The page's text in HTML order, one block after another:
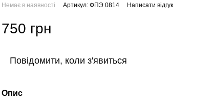
Немає в наявності Артикул: ФПЭ 0814 Написати відгук
750 грн
Повідомити, коли з'явиться
Опис